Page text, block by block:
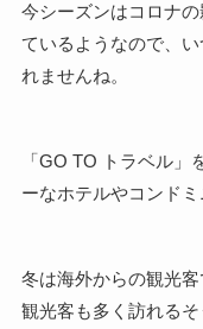
今シーズンはコロナ
ているようなので、
れませんね。
「GO TO トラベル」
ーなホテルやコンド
冬は海外からの観光
観光客も多く訪れる